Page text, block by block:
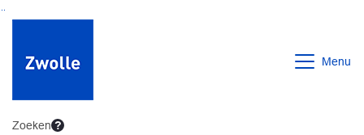
Ga naar de inhoud van deze pagina
Ga naar het zoeken
Ga naar het menu
Menu
Zoeken